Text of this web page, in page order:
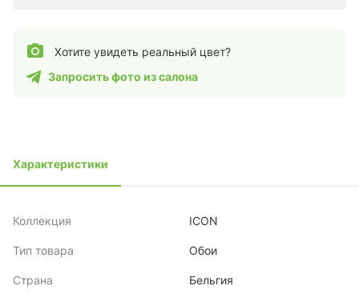
Хотите увидеть реальный цвет?
Запросить фото из салона
Характеристики
Коллекция ICON
Тип товара Обои
Страна Бельгия